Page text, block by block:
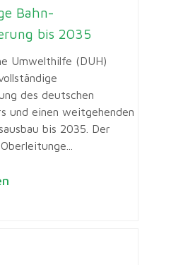
Bahn-
bis 2035
Umwelthilfe (DUH)
des deutschen
und einen weitgehenden
bis 2035. Der